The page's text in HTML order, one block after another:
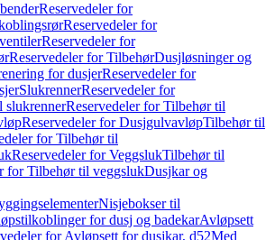
Reservedeler for
Reservedeler for
Reservedeler for
Reservedeler for TilbehørDusjløsninger og
for dusjerReservedeler for
SlukrennerReservedeler for
slukrennerReservedeler for Tilbehør til
Reservedeler for DusjgulvavløpTilbehør til
for Tilbehør til
Reservedeler for VeggslukTilbehør til
for Tilbehør til veggslukDusjkar og
Nisjebokser til
for dusj og badekarAvløpsett
for Avløpsett for dusjkar, d52Med